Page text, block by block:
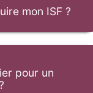
mon ISF ?
pour un